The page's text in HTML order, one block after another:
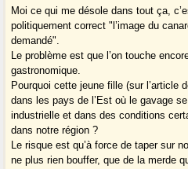
Moi ce qui me désole dans tout ça,
politiquement correct "l’image du
demandé".
Le problème est que l’on touche
gastronomique.
Pourquoi cette jeune fille (sur l’article
dans les pays de l’Est où le gavage
industrielle et dans des conditions
dans notre région ?
Le risque est qu’à force de taper sur
ne plus rien bouffer, que de la merde